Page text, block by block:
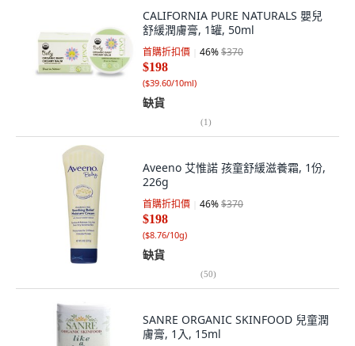
CALIFORNIA PURE NATURALS 嬰兒
舒緩潤膚膏, 1罐, 50ml
首購折扣價 46%$370
$198
($39.60/10ml)
缺貨
(1)
Aveeno 艾惟諾 孩童舒緩滋養霜, 1份,
226g
首購折扣價 46%$370
$198
($8.76/10g)
缺貨
(50)
SANRE ORGANIC SKINFOOD 兒童潤
膚膏, 1入, 15ml